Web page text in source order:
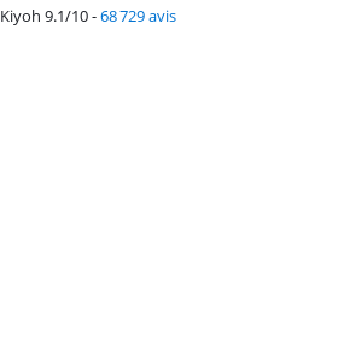
Kiyoh 9.1/10-68 729 avis